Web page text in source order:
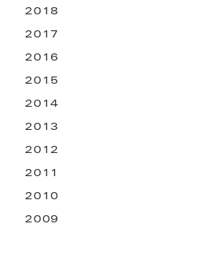
2018
2017
2016
2015
2014
2013
2012
2011
2010
2009